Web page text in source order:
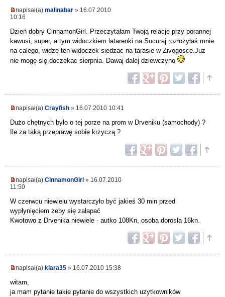
napisał(a) malinabar » 16.07.2010
10:16
Dzień dobry CinnamonGirl. Przeczytałam Twoją relację przy porannej
kawusi, super, a tym widoczkiem latarenki na Sucuraj rozłożyłaś mnie
na calego, widzę ten widoczek siedzac na tarasie w Zivogosce.Juz
nie mogę się doczekac sierpnia. Dawaj dalej dziewczyno
napisał(a) Crayfish » 16.07.2010 10:41
Dużo chętnych było o tej porze na prom w Drveniku (samochody) ?
Ile za taką przeprawę sobie krzyczą ?
napisał(a) CinnamonGirl » 16.07.2010
11:50
W czerwcu niewielu wystarczyło być jakieś 30 min przed
wypłynięciem żeby się załapać
Kwotowo z Drvenika niewiele - autko 108Kn, osoba dorosła 16kn.
napisał(a) klara35 » 16.07.2010 15:38
witam,
ja mam pytanie takie pytanie do wszystkich uzytkowników